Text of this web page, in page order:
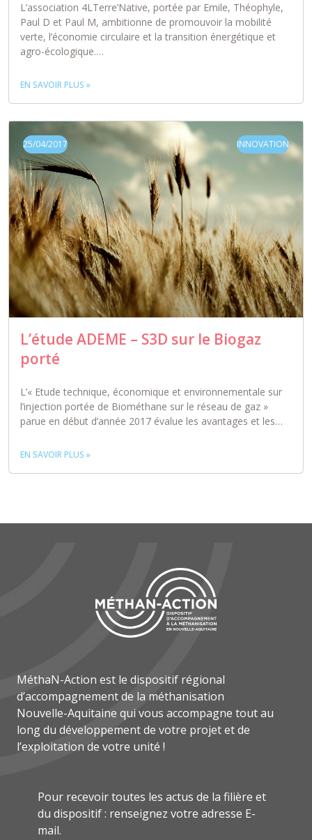
L’association 4LTerre’Native, portée par Emile, Théophyle,
Paul D et Paul M, ambitionne de promouvoir la mobilité
verte, l’économie circulaire et la transition énergétique et
agro-écologique.…
EN SAVOIR PLUS »
25/04/2017 INNOVATION
L’étude ADEME – S3D sur le Biogaz
porté
L’« Etude technique, économique et environnementale sur
l’injection portée de Biométhane sur le réseau de gaz »
parue en début d’année 2017 évalue les avantages et les…
EN SAVOIR PLUS »
MéthaN-Action est le dispositif régional
d’accompagnement de la méthanisation
Nouvelle-Aquitaine qui vous accompagne tout au
long du développement de votre projet et de
l’exploitation de votre unité !
Pour recevoir toutes les actus de la filière et
du dispositif : renseignez votre adresse E-
mail.